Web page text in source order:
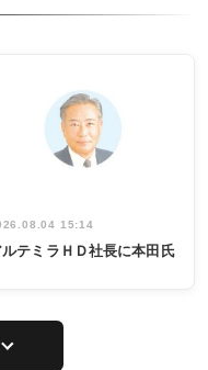
15:14
ルテミラＨＤ社長に本田氏